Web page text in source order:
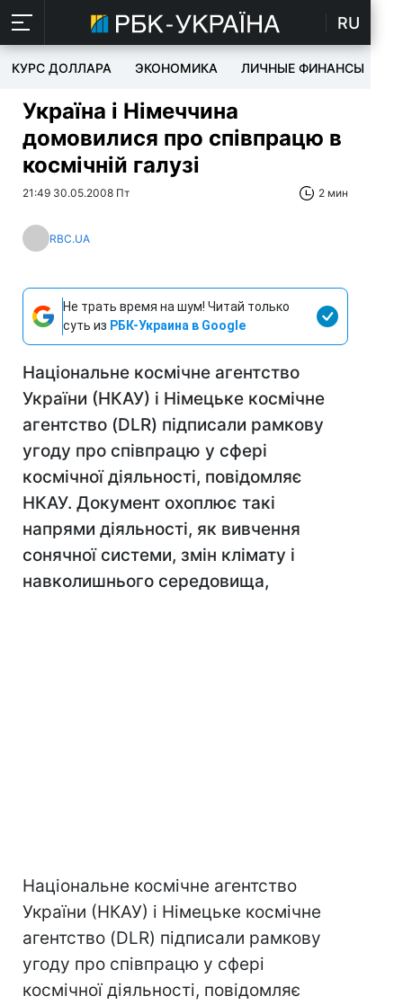
RU
КУРС ДОЛЛАРА ЭКОНОМИКА ЛИЧНЫЕ ФИНАНСЫ
Україна і Німеччина
домовилися про співпрацю в
космічній галузі
21:49 30.05.2008 Пт 2 мин
RBC.UA
Не трать время на шум! Читай только
суть из РБК-Украина в Google
Національне космічне агентство
України (НКАУ) і Німецьке космічне
агентство (DLR) підписали рамкову
угоду про співпрацю у сфері
космічної діяльності, повідомляє
НКАУ. Документ охоплює такі
напрями діяльності, як вивчення
сонячної системи, змін клімату і
навколишнього середовища,
Національне космічне агентство
України (НКАУ) і Німецьке космічне
агентство (DLR) підписали рамкову
угоду про співпрацю у сфері
космічної діяльності, повідомляє